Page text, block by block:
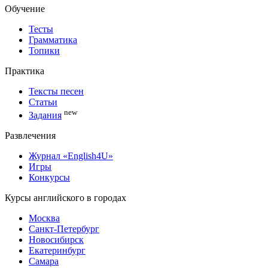
Обучение
Тесты
Грамматика
Топики
Практика
Тексты песен
Статьи
Задания new
Развлечения
Журнал «English4U»
Игры
Конкурсы
Курсы английского в городах
Москва
Санкт-Петербург
Новосибирск
Екатеринбург
Самара